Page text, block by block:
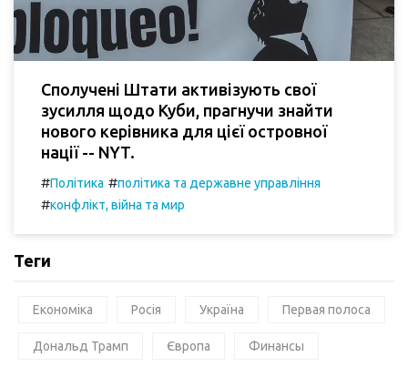
Сполучені Штати активізують свої
зусилля щодо Куби, прагнучи знайти
нового керівника для цієї островної
нації -- NYT.
#Політика #політика та державне управління
#конфлікт, війна та мир
Теги
Економіка Росія Україна Первая полоса
Дональд Трамп Європа Финансы